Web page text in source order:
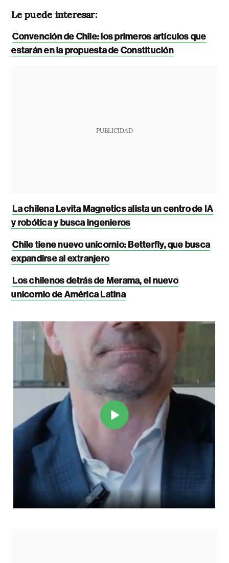
Le puede interesar:
Convención de Chile: los primeros artículos que
estarán en la propuesta de Constitución
PUBLICIDAD
La chilena Levita Magnetics alista un centro de IA
y robótica y busca ingenieros
Chile tiene nuevo unicornio: Betterfly, que busca
expandirse al extranjero
Los chilenos detrás de Merama, el nuevo
unicornio de América Latina